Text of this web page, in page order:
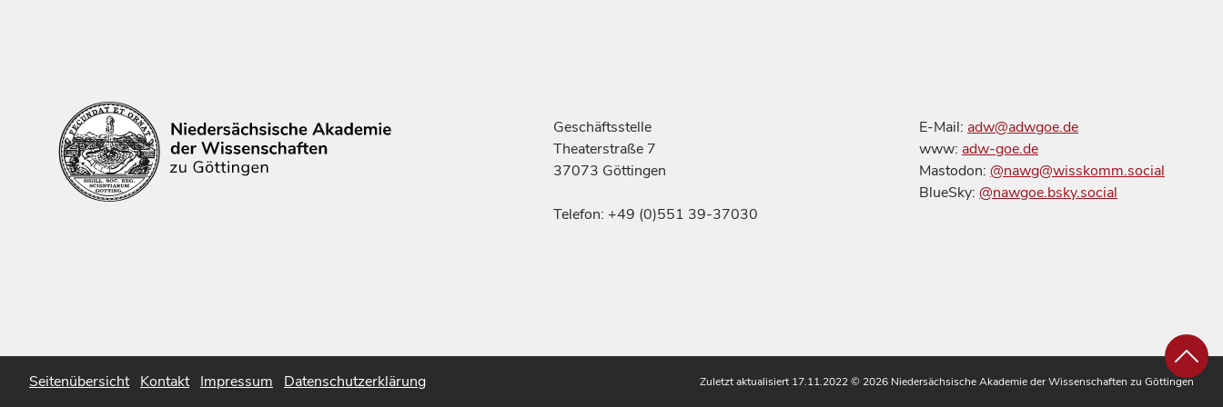
Geschäftsstelle
Theaterstraße 7
37073 Göttingen
Telefon: +49 (0)551 39-37030
E-Mail: adw@adwgoe.de
www: adw-goe.de
Mastodon: @nawg@wisskomm.social
BlueSky: @nawgoe.bsky.social
Seitenübersicht Kontakt Impressum Datenschutzerklärung Zuletzt aktualisiert 17.11.2022© 2026 Niedersächsische Akademie der Wissenschaften zu Göttingen